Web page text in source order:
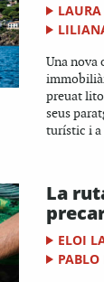
LAURA
Una nova
preuat
seus
turístic i a
La
ELOI
PABLO